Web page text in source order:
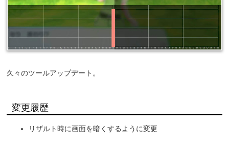
久々のツールアップデート。
変更履歴
リザルト時に画面を暗くするように変更